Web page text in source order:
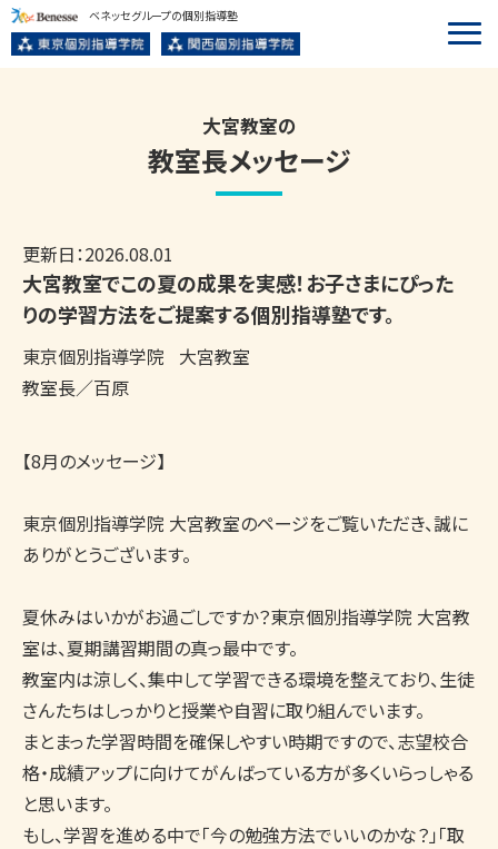
ベネッセグループの個別指導塾
大宮教室の
教室長メッセージ
更新日：2026.08.01
大宮教室でこの夏の成果を実感！お子さまにぴった
りの学習方法をご提案する個別指導塾です。
東京個別指導学院
大宮教室
教室長／百原
【8月のメッセージ】
東京個別指導学院 大宮教室のページをご覧いただき、誠に
ありがとうございます。
夏休みはいかがお過ごしですか？東京個別指導学院 大宮教
室は、夏期講習期間の真っ最中です。
教室内は涼しく、集中して学習できる環境を整えており、生徒
さんたちはしっかりと授業や自習に取り組んでいます。
まとまった学習時間を確保しやすい時期ですので、志望校合
格・成績アップに向けてがんばっている方が多くいらっしゃる
と思います。
もし、学習を進める中で「今の勉強方法でいいのかな？」「取